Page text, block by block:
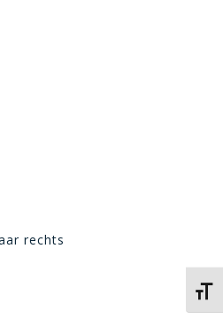
rechts